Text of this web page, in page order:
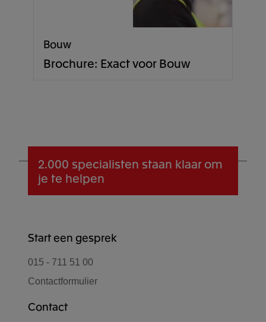
Bouw
Brochure: Exact voor Bouw
2.000 specialisten staan klaar om
je te helpen
Start een gesprek
015 - 711 51 00
Contactformulier
Contact